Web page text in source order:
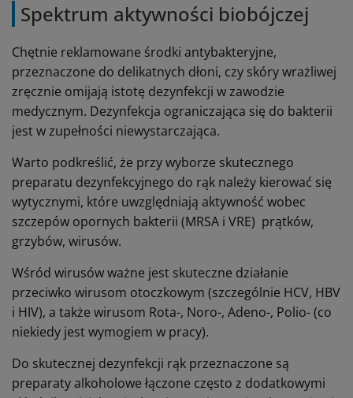
Spektrum aktywności biobójczej
Chętnie reklamowane środki antybakteryjne,
przeznaczone do delikatnych dłoni, czy skóry wrażliwej
zręcznie omijają istotę dezynfekcji w zawodzie
medycznym. Dezynfekcja ograniczająca się do bakterii
jest w zupełności niewystarczająca.
Warto podkreślić, że przy wyborze skutecznego
preparatu dezynfekcyjnego do rąk należy kierować się
wytycznymi, które uwzględniają aktywność wobec
szczepów opornych bakterii (MRSA i VRE) prątków,
grzybów, wirusów.
Wśród wirusów ważne jest skuteczne działanie
przeciwko wirusom otoczkowym (szczególnie HCV, HBV
i HIV), a także wirusom Rota-, Noro-, Adeno-, Polio- (co
niekiedy jest wymogiem w pracy).
Do skutecznej dezynfekcji rąk przeznaczone są
preparaty alkoholowe łączone często z dodatkowymi